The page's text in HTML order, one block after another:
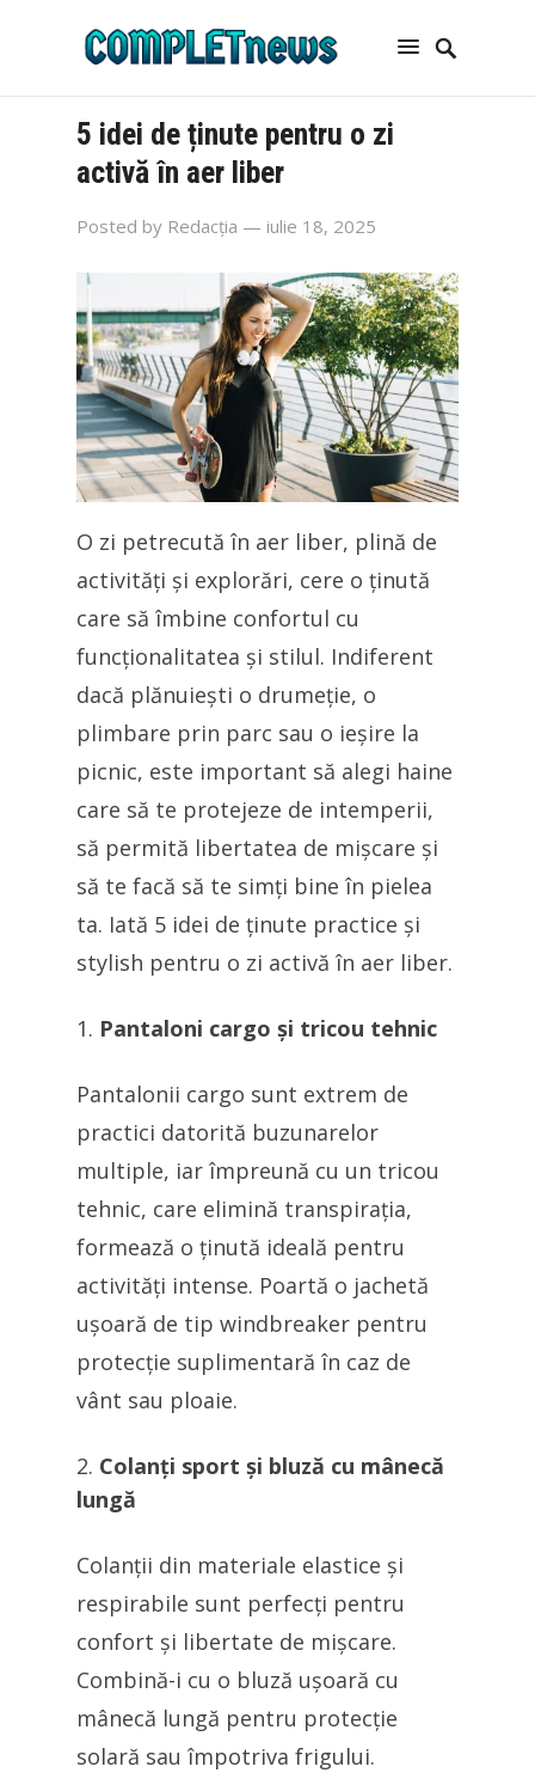
5 idei de ținute pentru o zi
activă în aer liber
Posted by Redacția — iulie 18, 2025
O zi petrecută în aer liber, plină de
activități și explorări, cere o ținută
care să îmbine confortul cu
funcționalitatea și stilul. Indiferent
dacă plănuiești o drumeție, o
plimbare prin parc sau o ieșire la
picnic, este important să alegi haine
care să te protejeze de intemperii,
să permită libertatea de mișcare și
să te facă să te simți bine în pielea
ta. Iată 5 idei de ținute practice și
stylish pentru o zi activă în aer liber.
Pantaloni cargo și tricou tehnic
Pantalonii cargo sunt extrem de
practici datorită buzunarelor
multiple, iar împreună cu un tricou
tehnic, care elimină transpirația,
formează o ținută ideală pentru
activități intense. Poartă o jachetă
ușoară de tip windbreaker pentru
protecție suplimentară în caz de
vânt sau ploaie.
Colanți sport și bluză cu mânecă
lungă
Colanții din materiale elastice și
respirabile sunt perfecți pentru
confort și libertate de mișcare.
Combină-i cu o bluză ușoară cu
mânecă lungă pentru protecție
solară sau împotriva frigului.